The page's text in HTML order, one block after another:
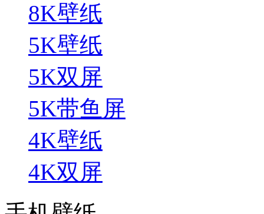
8K壁纸
5K壁纸
5K双屏
5K带鱼屏
4K壁纸
4K双屏